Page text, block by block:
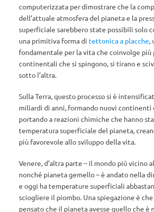
computerizzata per dimostrare che la
dell’attuale atmosfera del pianeta e la
superficiale sarebbero state possibili solo
una primitiva forma di tettonica a placche,
fondamentale per la vita che coinvolge più
continentali che si spingono, si tirano e
sotto l’altra.
Sulla Terra, questo processo si è
miliardi di anni, formando nuovi continenti
portando a reazioni chimiche che hanno
temperatura superficiale del pianeta,
più favorevole allo sviluppo della vita.
Venere, d’altra parte – il mondo più vicino
nonché pianeta gemello – è andato nella
e oggi ha temperature superficiali
sciogliere il piombo. Una spiegazione è che
pensato che il pianeta avesse quello che è